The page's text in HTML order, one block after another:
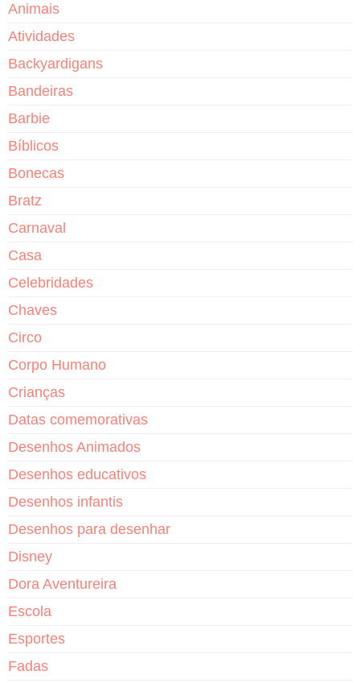
Animais
Atividades
Backyardigans
Bandeiras
Barbie
Bíblicos
Bonecas
Bratz
Carnaval
Casa
Celebridades
Chaves
Circo
Corpo Humano
Crianças
Datas comemorativas
Desenhos Animados
Desenhos educativos
Desenhos infantis
Desenhos para desenhar
Disney
Dora Aventureira
Escola
Esportes
Fadas